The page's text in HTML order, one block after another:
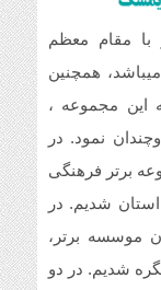
با مقام معظم
رهبری در سالهای ۱۳۹۳ ، ۱۳۹۷ و ۱۳۹۸ میباشد، همچنین
به این مجموعه ،
نمود. در
بعنوان مجموعه برتر فرهنگی
شدیم. در
موسسه برتر،
شدیم. در دو